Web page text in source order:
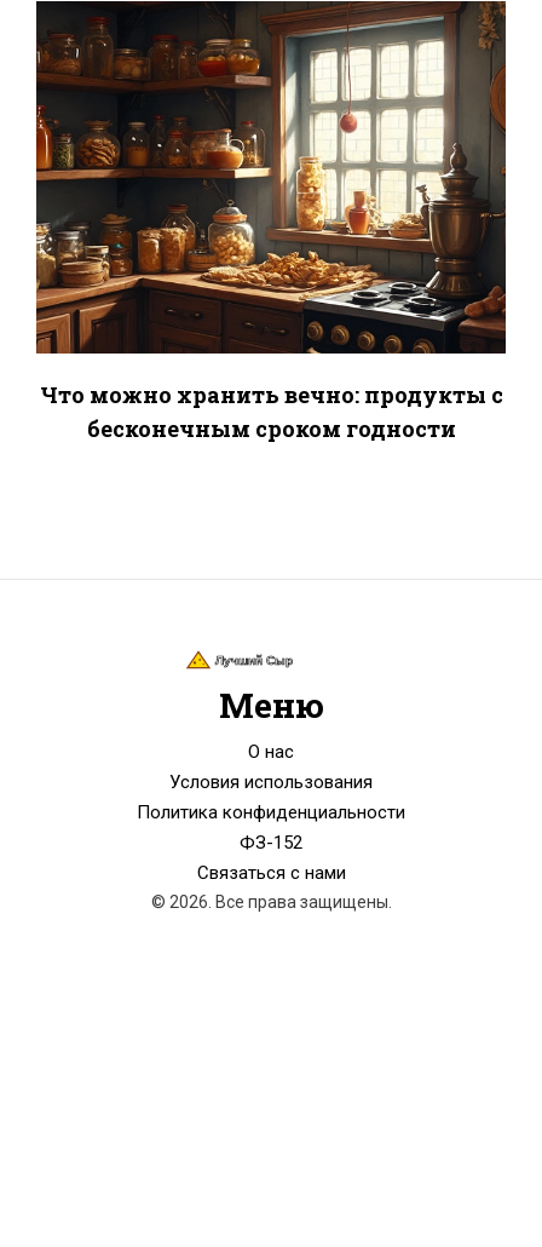
Что можно хранить вечно: продукты с
бесконечным сроком годности
Меню
О нас
Условия использования
Политика конфиденциальности
ФЗ-152
Связаться с нами
© 2026. Все права защищены.